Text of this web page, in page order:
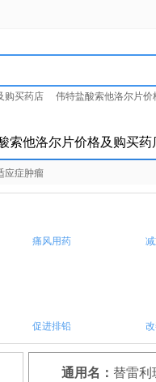
购买药店
伟特盐酸索他洛尔片价
索他洛尔片价格及购买药
应症肿瘤
痛风用药
促进排铅
通用名： 替雷利